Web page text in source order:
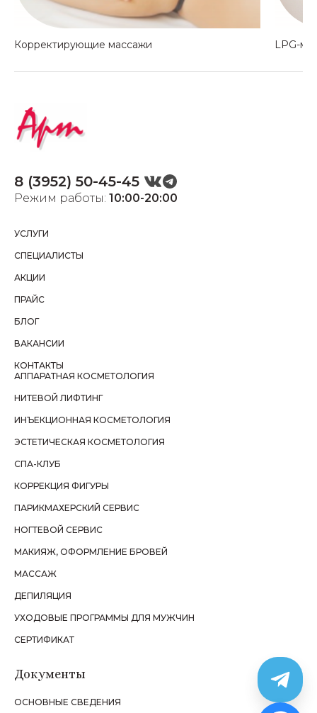
Корректирующие массажи LPG-
Режим работы: 10:00-20:00
8 (3952) 50-45-45
УСЛУГИ
СПЕЦИАЛИСТЫ
АКЦИИ
ПРАЙС
БЛОГ
ВАКАНСИИ
КОНТАКТЫ
АППАРАТНАЯ КОСМЕТОЛОГИЯ
НИТЕВОЙ ЛИФТИНГ
ИНЪЕКЦИОННАЯ КОСМЕТОЛОГИЯ
ЭСТЕТИЧЕСКАЯ КОСМЕТОЛОГИЯ
СПА-КЛУБ
КОРРЕКЦИЯ ФИГУРЫ
ПАРИКМАХЕРСКИЙ СЕРВИС
НОГТЕВОЙ СЕРВИС
МАКИЯЖ, ОФОРМЛЕНИЕ БРОВЕЙ
МАССАЖ
ДЕПИЛЯЦИЯ
УХОДОВЫЕ ПРОГРАММЫ ДЛЯ МУЖЧИН
СЕРТИФИКАТ
Документы
ОСНОВНЫЕ СВЕДЕНИЯ